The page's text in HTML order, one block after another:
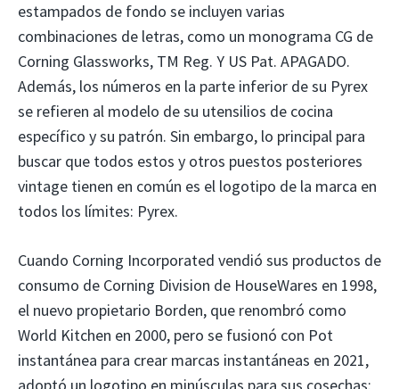
estampados de fondo se incluyen varias
combinaciones de letras, como un monograma CG de
Corning Glassworks, TM Reg. Y US Pat. APAGADO.
Además, los números en la parte inferior de su Pyrex
se refieren al modelo de su utensilios de cocina
específico y su patrón. Sin embargo, lo principal para
buscar que todos estos y otros puestos posteriores
vintage tienen en común es el logotipo de la marca en
todos los límites: Pyrex.
Cuando Corning Incorporated vendió sus productos de
consumo de Corning Division de HouseWares en 1998,
el nuevo propietario Borden, que renombró como
World Kitchen en 2000, pero se fusionó con Pot
instantánea para crear marcas instantáneas en 2021,